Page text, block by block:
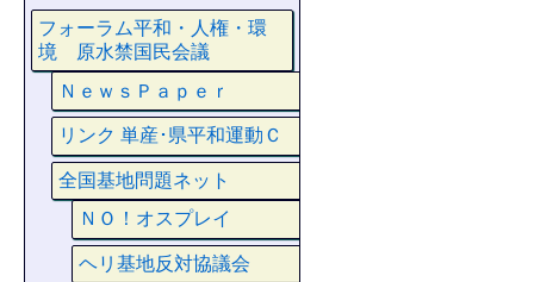
フォーラム平和・人権・環
境 原水禁国民会議
ＮｅｗｓＰａｐｅｒ
リンク 単産･県平和運動Ｃ
全国基地問題ネット
ＮＯ！オスプレイ
ヘリ基地反対協議会